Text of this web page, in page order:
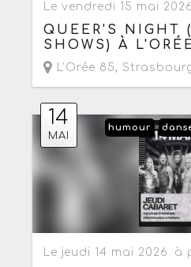
Le vendredi 15 mai 2026
QUEER'S NIGHT
SHOWS) À
L'Orée 85,
14
MAI
humour
Le jeudi 14 mai 2026 à